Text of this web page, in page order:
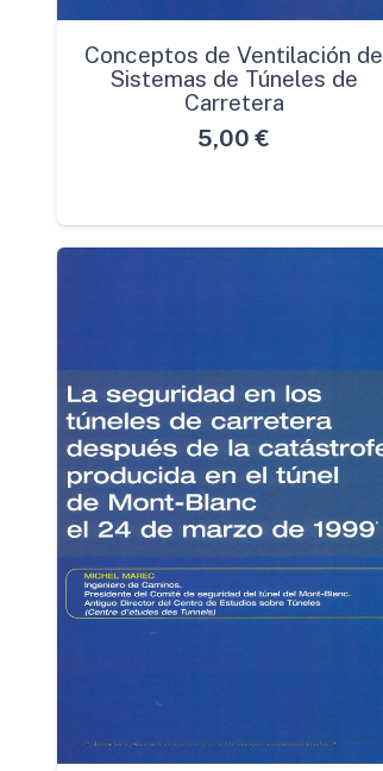
Conceptos de Ventilación de
Sistemas de Túneles de
Carretera
5,00 €